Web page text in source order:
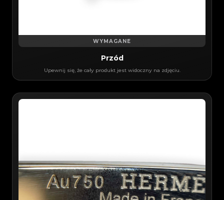
WYMAGANE
Przód
Upewnij się, że cały produkt jest widoczny na zdjęciu.